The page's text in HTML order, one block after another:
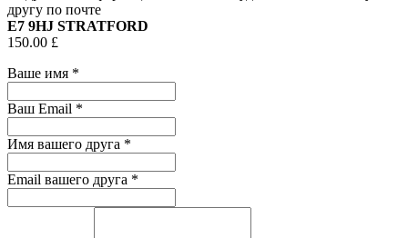
другу по почте
E7 9HJ STRATFORD
150.00 £
Ваше имя *
Ваш Email *
Имя вашего друга *
Email вашего друга *